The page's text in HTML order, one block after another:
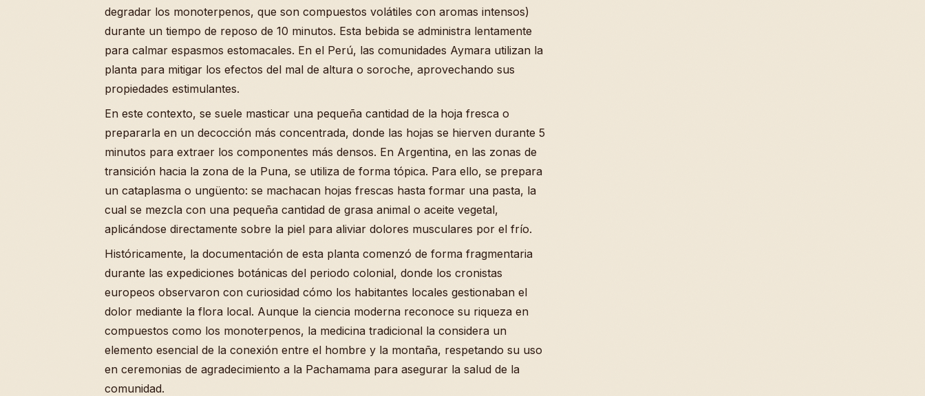
degradar los monoterpenos, que son compuestos volátiles con aromas intensos)
durante un tiempo de reposo de 10 minutos. Esta bebida se administra lentamente
para calmar espasmos estomacales. En el Perú, las comunidades Aymara utilizan la
planta para mitigar los efectos del mal de altura o soroche, aprovechando sus
propiedades estimulantes.
En este contexto, se suele masticar una pequeña cantidad de la hoja fresca o
prepararla en un decocción más concentrada, donde las hojas se hierven durante 5
minutos para extraer los componentes más densos. En Argentina, en las zonas de
transición hacia la zona de la Puna, se utiliza de forma tópica. Para ello, se prepara
un cataplasma o ungüento: se machacan hojas frescas hasta formar una pasta, la
cual se mezcla con una pequeña cantidad de grasa animal o aceite vegetal,
aplicándose directamente sobre la piel para aliviar dolores musculares por el frío.
Históricamente, la documentación de esta planta comenzó de forma fragmentaria
durante las expediciones botánicas del periodo colonial, donde los cronistas
europeos observaron con curiosidad cómo los habitantes locales gestionaban el
dolor mediante la flora local. Aunque la ciencia moderna reconoce su riqueza en
compuestos como los monoterpenos, la medicina tradicional la considera un
elemento esencial de la conexión entre el hombre y la montaña, respetando su uso
en ceremonias de agradecimiento a la Pachamama para asegurar la salud de la
comunidad.